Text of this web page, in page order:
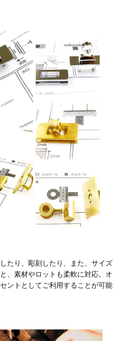
たり、彫刻したり、また、サイズ
、素材やロットも柔軟に対応。オ
ントとしてご利用することが可能